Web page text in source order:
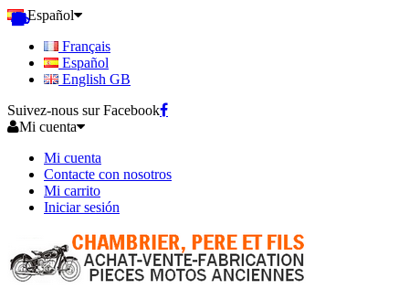
Español
Français
Español
English GB
Suivez-nous sur Facebook
Mi cuenta
Mi cuenta
Contacte con nosotros
Mi carrito
Iniciar sesión